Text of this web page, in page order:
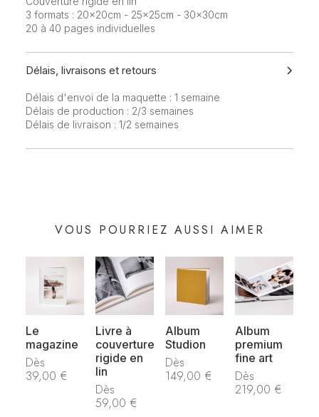
3 formats : 20x20cm - 25x25cm - 30x30cm
20 à 40 pages individuelles
Délais, livraisons et retours
Délais d'envoi de la maquette : 1 semaine
Délais de production : 2/3 semaines
Délais de livraison : 1/2 semaines
VOUS POURRIEZ AUSSI AIMER
Le
magazine
Dès
39,00 €
Livre à
couverture
rigide en
lin
Dès
59,00 €
Album
Studion
Dès
149,00 €
Album
premium
fine art
Dès
219,00 €